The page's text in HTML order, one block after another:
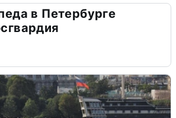
в Петербурге